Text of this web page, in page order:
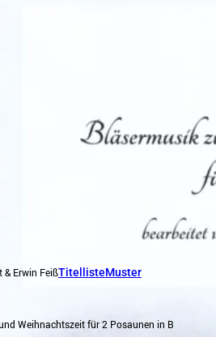
& Erwin FeißTitellisteMuster
Weihnachtszeit für 2 Posaunen in B